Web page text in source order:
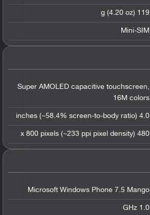
119 g (4.20 oz)
Mini-SIM
Super AMOLED capacitive touchscreen,
16M colors
4.0 inches (~58.4% screen-to-body ratio)
480 x 800 pixels (~233 ppi pixel density)
Microsoft Windows Phone 7.5 Mango
1.0 GHz